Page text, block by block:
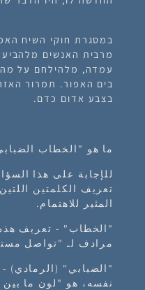
מרבית האנשים
עמדה, מלהילחם על מה
בים האפור. תמרור
בצבע אדום כדם.
ما هو "الخطاب
للإجابة على هذا
تعريف الكلمتين
المثير للاهتمام.
"الخطاب" - تعريف
مرادف لـ "تواصل
"الضبابي"
نفسه، هو "لون ما